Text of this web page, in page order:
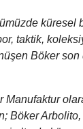
küresel
taktik,
Böker
Manufaktur
Böker